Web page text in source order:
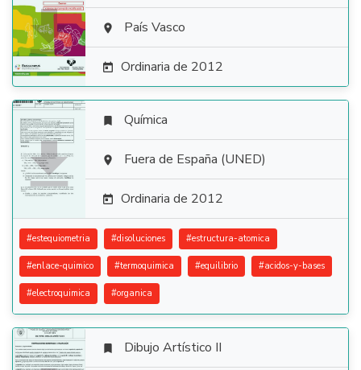
  País Vasco
 Ordinaria de 2012

 Química
 Fuera de España (UNED)
 Ordinaria de 2012
#estequiometria #disoluciones #estructura-atomica
#enlace-quimico #termoquimica #equilibrio #acidos-y-bases
#electroquimica #organica
 Dibujo Artístico II